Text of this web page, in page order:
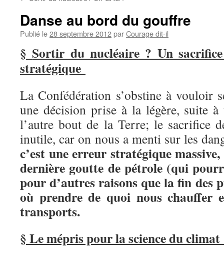
Danse au bord du gouffre
Publié le28 septembre 2012parCourage dit-il
§ Sortir du nucléaire ? Un
stratégique
La Confédération s’obstine à vouloir
une décision prise à la légère, suite
l’autre bout de la Terre; le sacrifice
inutile, car on nous a menti sur les
c’est une erreur stratégique
dernière goutte de pétrole (qui
pour d’autres raisons que la fin des
où prendre de quoi nous chauffer
transports.
§Le mépris pour la science du climat